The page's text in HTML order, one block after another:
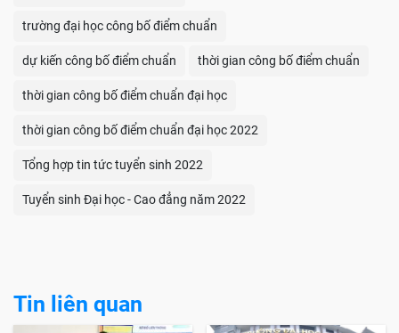
trường đại học công bố điểm chuẩn
dự kiến công bố điểm chuẩn thời gian công bố điểm chuẩn
thời gian công bố điểm chuẩn đại học
thời gian công bố điểm chuẩn đại học 2022
Tổng hợp tin tức tuyển sinh 2022
Tuyển sinh Đại học - Cao đẳng năm 2022
Tin liên quan